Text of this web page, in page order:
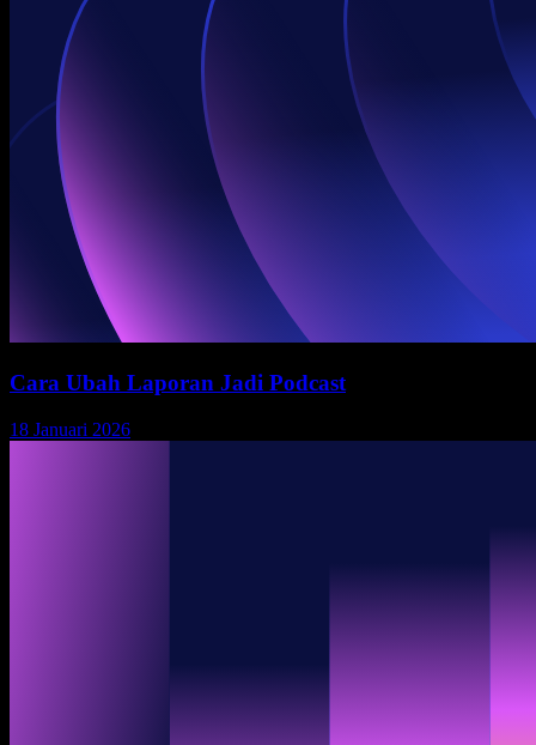
Cara Ubah Laporan Jadi Podcast
18 Januari 2026